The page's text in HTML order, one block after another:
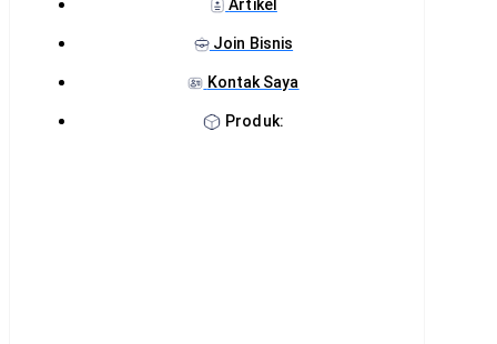
Artikel
Join Bisnis
Kontak Saya
Produk: